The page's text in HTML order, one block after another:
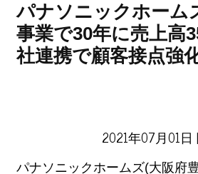
パナソニックホーム
事業で30年に売上高
社連携で顧客接点強
2021年07月01日 |
パナソニックホームズ(大阪府